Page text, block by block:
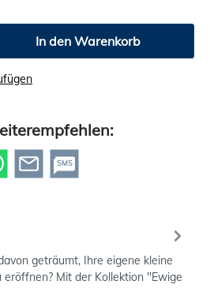
In den Warenkorb
SMS
geträumt, Ihre eigene kleine
Mit der Kollektion "Ewige